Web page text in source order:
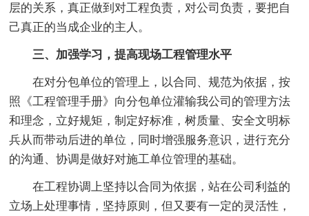
层的关系，真正做到对工程负责，对公司负责，要把自
己真正的当成企业的主人。
三、加强学习，提高现场工程管理水平
在对分包单位的管理上，以合同、规范为依据，按
照《工程管理手册》向分包单位灌输我公司的管理方法
和理念，立好规矩，制定好标准，树质量、安全文明标
兵从而带动后进的单位，同时增强服务意识，进行充分
的沟通、协调是做好对施工单位管理的基础。
在工程协调上坚持以合同为依据，站在公司利益的
立场上处理事情，坚持原则，但又要有一定的灵活性，